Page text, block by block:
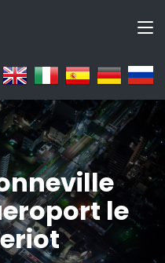
le